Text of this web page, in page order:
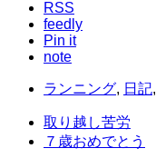
RSS
feedly
Pin it
note
ランニング, 日記,
取り越し苦労
７歳おめでとう